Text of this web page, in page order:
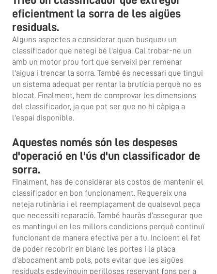
eficientment la sorra de les aigües
residuals.
Alguns aspectes a considerar quan busqueu un
classificador que netegi bé l'aigua. Cal trobar-ne un
amb un motor prou fort que serveixi per remenar
l'aigua i trencar la sorra. També és necessari que tingui
un sistema adequat per rentar la brutícia perquè no es
blocat. Finalment, hem de comprovar les dimensions
del classificador, ja que pot ser que no hi càpiga a
l'espai disponible.
Aquestes només són les despeses
d'operació en l'ús d'un classificador de
sorra.
Finalment, has de considerar els costos de mantenir el
classificador en bon funcionament. Requereix una
neteja rutinària i el reemplaçament de qualsevol peça
que necessiti reparació. També hauràs d'assegurar que
es mantingui en les millors condicions perquè continuï
funcionant de manera efectiva per a tu. Incloent el fet
de poder recobrir en blanc les portes i la placa
d'abocament amb pols, pots evitar que les aigües
residuals esdevinguin perilloses reservant fons per a